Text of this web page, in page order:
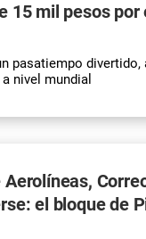
15 mil pesos
pasatiempo divertido,
nivel mundial
el bloque de